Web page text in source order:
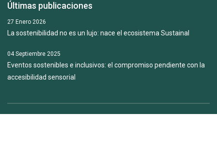
Últimas publicaciones
27 Enero 2026
La sostenibilidad no es un lujo: nace el ecosistema Sustainal
04 Septiembre 2025
Eventos sostenibles e inclusivos: el compromiso pendiente con la
accesibilidad sensorial